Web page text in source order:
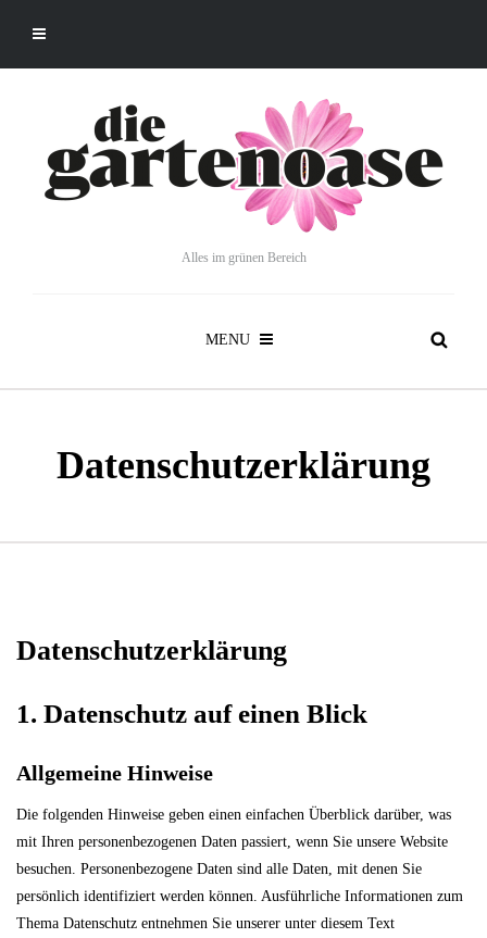
Alles im grünen Bereich
MENU
Datenschutzerklärung
Datenschutzerklärung
1. Datenschutz auf einen Blick
Allgemeine Hinweise
Die folgenden Hinweise geben einen einfachen Überblick darüber, was
mit Ihren personenbezogenen Daten passiert, wenn Sie unsere Website
besuchen. Personenbezogene Daten sind alle Daten, mit denen Sie
persönlich identifiziert werden können. Ausführliche Informationen zum
Thema Datenschutz entnehmen Sie unserer unter diesem Text